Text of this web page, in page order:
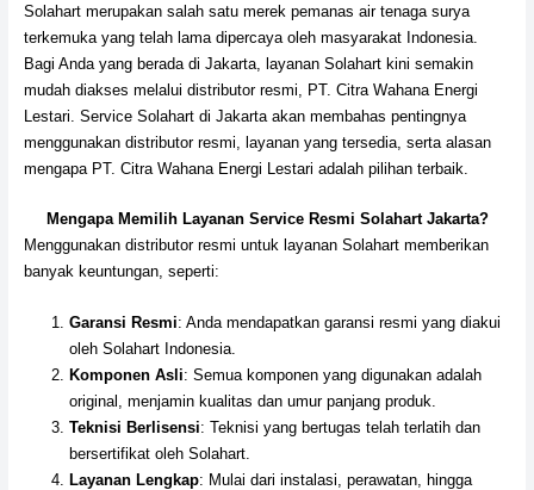
Solahart merupakan salah satu merek pemanas air tenaga surya
terkemuka yang telah lama dipercaya oleh masyarakat Indonesia.
Bagi Anda yang berada di Jakarta, layanan Solahart kini semakin
mudah diakses melalui distributor resmi, PT. Citra Wahana Energi
Lestari. Service Solahart di Jakarta akan membahas pentingnya
menggunakan distributor resmi, layanan yang tersedia, serta alasan
mengapa PT. Citra Wahana Energi Lestari adalah pilihan terbaik.
Mengapa Memilih Layanan Service Resmi Solahart Jakarta?
Menggunakan distributor resmi untuk layanan Solahart memberikan
banyak keuntungan, seperti:
Garansi Resmi: Anda mendapatkan garansi resmi yang diakui
oleh Solahart Indonesia.
Komponen Asli: Semua komponen yang digunakan adalah
original, menjamin kualitas dan umur panjang produk.
Teknisi Berlisensi: Teknisi yang bertugas telah terlatih dan
bersertifikat oleh Solahart.
Layanan Lengkap: Mulai dari instalasi, perawatan, hingga